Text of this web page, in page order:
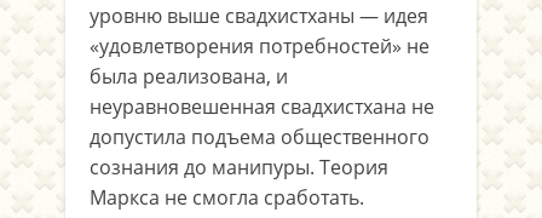
уровню выше свадхистханы — идея
«удовлетворения потребностей» не
была реализована, и
неуравновешенная свадхистхана не
допустила подъема общественного
сознания до манипуры. Теория
Маркса не смогла сработать.